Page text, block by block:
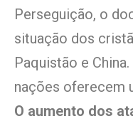
Perseguição, o
situação dos
Paquistão e
nações oferecem
O aumento dos